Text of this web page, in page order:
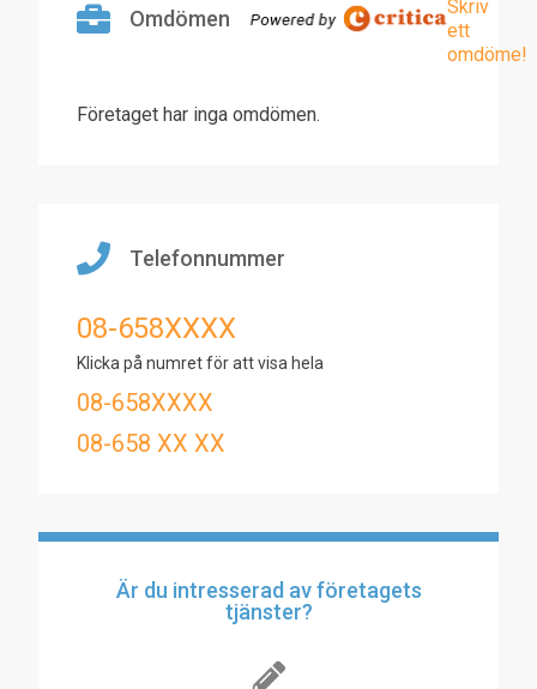
Omdömen
Skriv
ett
omdöme!
Företaget har inga omdömen.
Telefonnummer
08-658XXXX
Klicka på numret för att visa hela
08-658XXXX
08-658 XX XX
Är du intresserad av företagets
tjänster?